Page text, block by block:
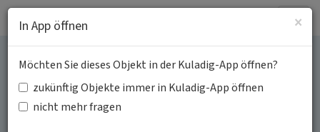
Hochschule Geisenheim
University
×
In App öffnen
Möchten Sie dieses Objekt in der Kuladig-App öffnen?
zukünftig Objekte immer in Kuladig-App öffnen
nicht mehr fragen